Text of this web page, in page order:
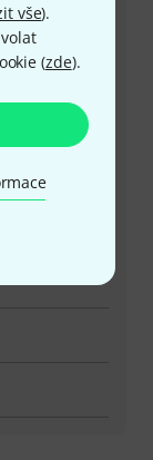
vše).
(zde).
ze